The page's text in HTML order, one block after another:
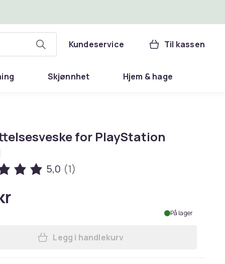
Kundeservice Til kassen
Skjønnhet Hjem & hage
for PlayStation
5,0 (1)
På lager
Legg Beskyttelsesveske for
Legg i handlekurv